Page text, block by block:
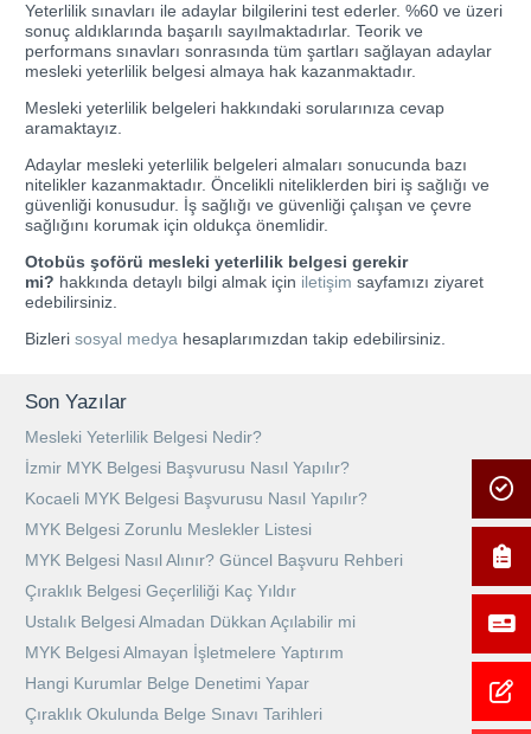
Yeterlilik sınavları ile adaylar bilgilerini test ederler. %60 ve üzeri
sonuç aldıklarında başarılı sayılmaktadırlar. Teorik ve
performans sınavları sonrasında tüm şartları sağlayan adaylar
mesleki yeterlilik belgesi almaya hak kazanmaktadır.
Mesleki yeterlilik belgeleri hakkındaki sorularınıza cevap
aramaktayız.
Adaylar mesleki yeterlilik belgeleri almaları sonucunda bazı
nitelikler kazanmaktadır. Öncelikli niteliklerden biri iş sağlığı ve
güvenliği konusudur. İş sağlığı ve güvenliği çalışan ve çevre
sağlığını korumak için oldukça önemlidir.
Otobüs şoförü mesleki yeterlilik belgesi gerekir
mi? hakkında detaylı bilgi almak için iletişim sayfamızı ziyaret
edebilirsiniz.
Bizleri sosyal medya hesaplarımızdan takip edebilirsiniz.
Son Yazılar
Mesleki Yeterlilik Belgesi Nedir?
İzmir MYK Belgesi Başvurusu Nasıl Yapılır?
Kocaeli MYK Belgesi Başvurusu Nasıl Yapılır?
MYK Belgesi Zorunlu Meslekler Listesi
MYK Belgesi Nasıl Alınır? Güncel Başvuru Rehberi
Çıraklık Belgesi Geçerliliği Kaç Yıldır
Ustalık Belgesi Almadan Dükkan Açılabilir mi
MYK Belgesi Almayan İşletmelere Yaptırım
Hangi Kurumlar Belge Denetimi Yapar
Çıraklık Okulunda Belge Sınavı Tarihleri